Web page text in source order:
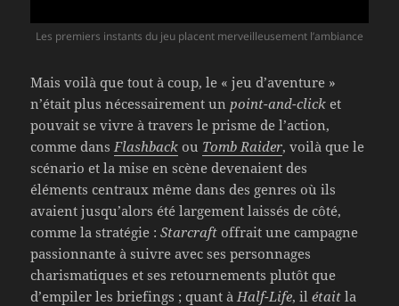
Les premiers instants du jeu placent merveilleusement l’ambiance
Mais voilà que tout à coup, le « jeu d’aventure »
n’était plus nécessairement un point-and-click et
pouvait se vivre à travers le prisme de l’action,
comme dans Flashback ou Tomb Raider, voilà que le
scénario et la mise en scène devenaient des
éléments centraux même dans des genres où ils
avaient jusqu’alors été largement laissés de côté,
comme la stratégie :Starcraft offrait une campagne
passionnante à suivre avec ses personnages
charismatiques et ses retournements plutôt que
d’empiler les briefings ; quant à Half-Life, ilétait la